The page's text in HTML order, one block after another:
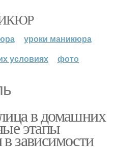
уроки маникюра
условиях
фото
в домашних
этапы
зависимости